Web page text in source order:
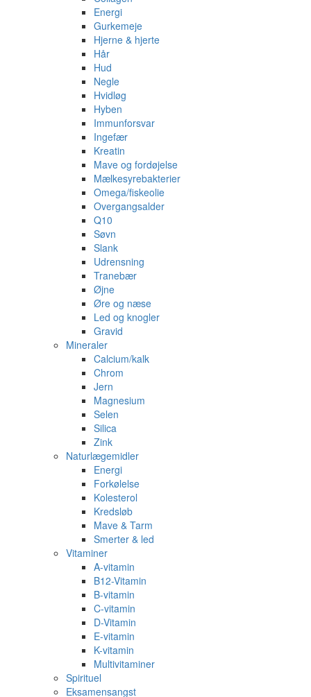
Energi
Gurkemeje
Hjerne & hjerte
Hår
Hud
Negle
Hvidløg
Hyben
Immunforsvar
Ingefær
Kreatin
Mave og fordøjelse
Mælkesyrebakterier
Omega/fiskeolie
Overgangsalder
Q10
Søvn
Slank
Udrensning
Tranebær
Øjne
Øre og næse
Led og knogler
Gravid
Mineraler
Calcium/kalk
Chrom
Jern
Magnesium
Selen
Silica
Zink
Naturlægemidler
Energi
Forkølelse
Kolesterol
Kredsløb
Mave & Tarm
Smerter & led
Vitaminer
A-vitamin
B12-Vitamin
B-vitamin
C-vitamin
D-Vitamin
E-vitamin
K-vitamin
Multivitaminer
Spirituel
Eksamensangst